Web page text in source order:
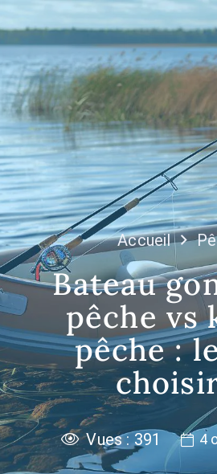
Accueil
Bateau
pêche vs
pêche :
Vues :391 4